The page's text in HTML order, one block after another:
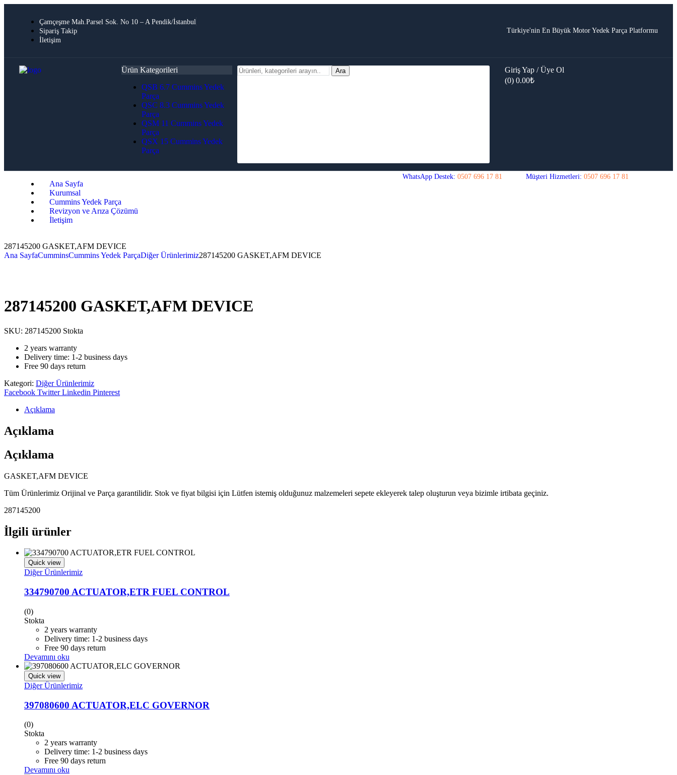
Çamçeşme Mah.Parsel Sok. No 10 – A Pendik/İstanbul
Sipariş Takip
İletişim
Türkiye'nin En Büyük Motor Yedek Parça Platformu
Ürün Kategorileri
QSB 6.7 Cummins Yedek
Parça
QSC 8.3 Cummins Yedek
Parça
QSM 11 Cummins Yedek
Parça
QSX 15 Cummins Yedek
Parça
Ara
Giriş Yap / Üye Ol
(0) 0.00₺
Ana Sayfa
Kurumsal
Cummins Yedek Parça
Revizyon ve Arıza Çözümü
İletişim
WhatsApp Destek: 0507 696 17 81 Müşteri Hizmetleri: 0507 696 17 81
287145200 GASKET,AFM DEVICE
Ana SayfaCumminsCummins Yedek ParçaDiğer Ürünlerimiz287145200 GASKET,AFM DEVICE
287145200 GASKET,AFM DEVICE
SKU: 287145200 Stokta
2 years warranty
Delivery time: 1-2 business days
Free 90 days return
Kategori: Diğer Ürünlerimiz
Facebook Twitter Linkedin Pinterest
Açıklama
Açıklama
Açıklama
GASKET,AFM DEVICE
Tüm Ürünlerimiz Orijinal ve Parça garantilidir. Stok ve fiyat bilgisi için Lütfen istemiş olduğunuz malzemeleri sepete ekleyerek talep oluşturun veya bizimle irtibata geçiniz.
287145200
İlgili ürünler
Quick view
Diğer Ürünlerimiz
334790700 ACTUATOR,ETR FUEL CONTROL
(0)
Stokta
2 years warranty
Delivery time: 1-2 business days
Free 90 days return
Devamını oku
Quick view
Diğer Ürünlerimiz
397080600 ACTUATOR,ELC GOVERNOR
(0)
Stokta
2 years warranty
Delivery time: 1-2 business days
Free 90 days return
Devamını oku